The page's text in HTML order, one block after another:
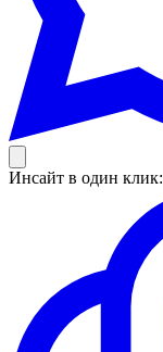
Инсайт в один клик: